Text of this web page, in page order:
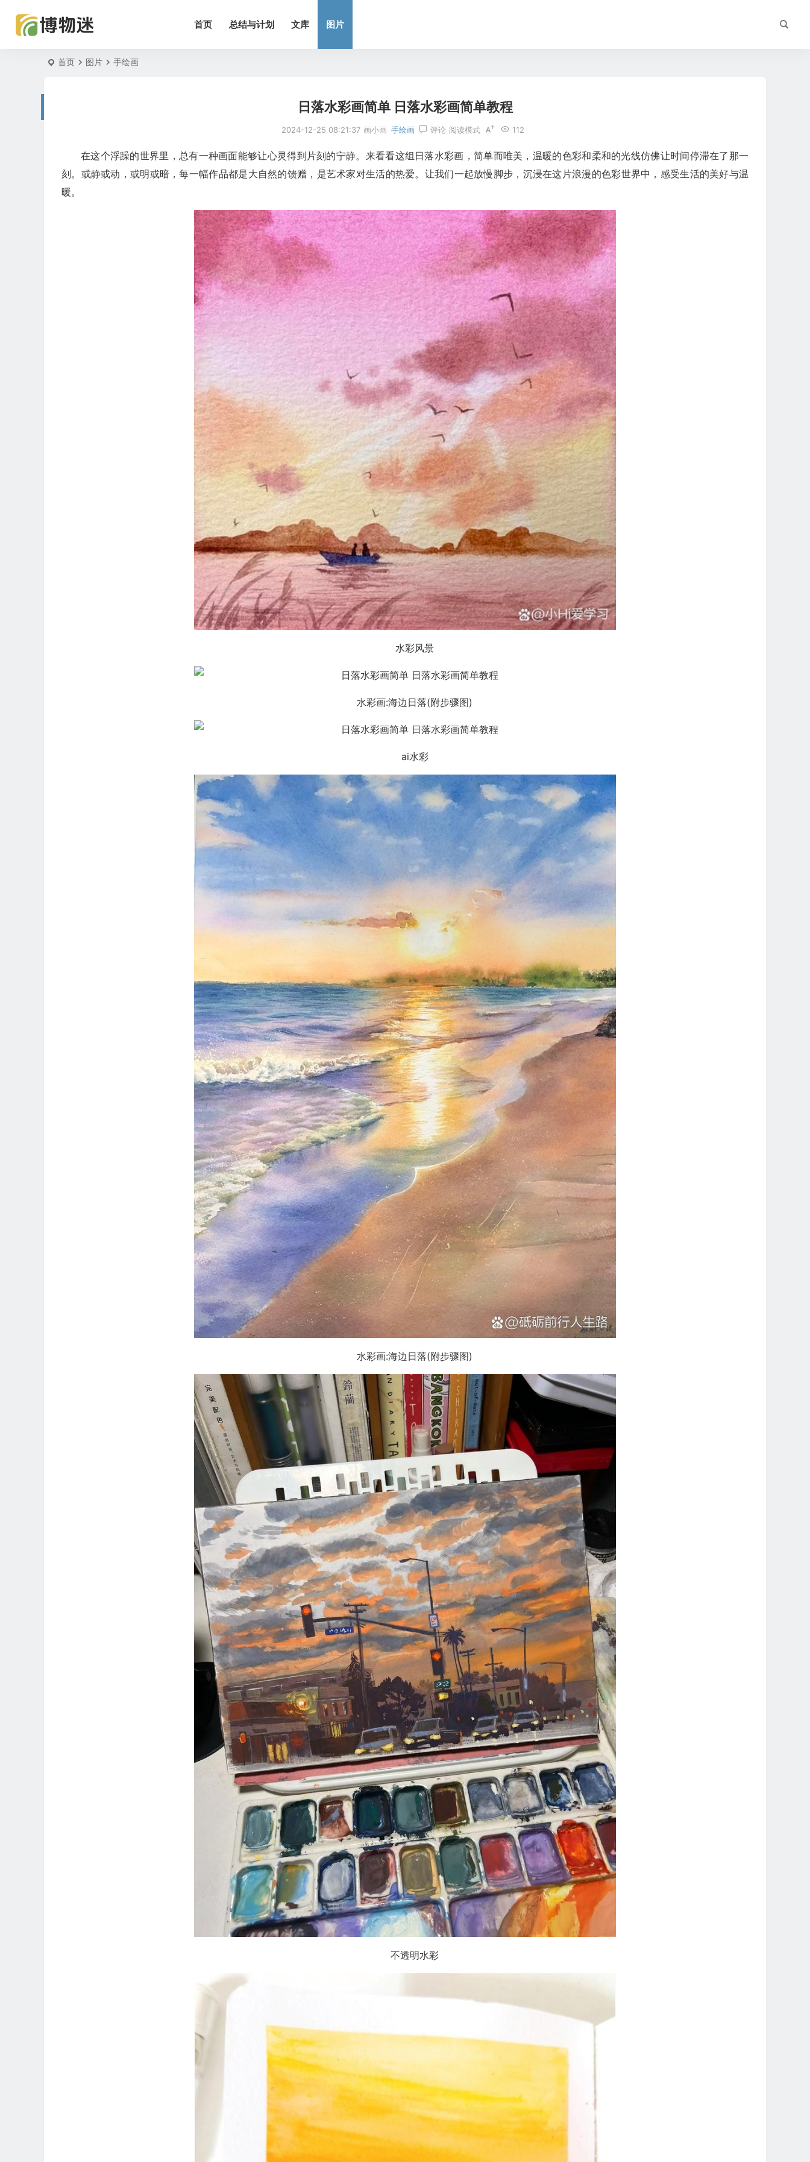
首页 总结与计划 文库 图片
首页 图片 手绘画
日落水彩画简单 日落水彩画简单教程
2024-12-25 08:21:37 画小画 手绘画 评论 112
阅读模式
在这个浮躁的世界里，总有一种画面能够让心灵得到片刻的宁静。来看看这组日落水彩画，简单而唯美，温暖的色彩和柔和的光线仿佛让时间停滞在了那一
刻。或静或动，或明或暗，每一幅作品都是大自然的馈赠，是艺术家对生活的热爱。让我们一起放慢脚步，沉浸在这片浪漫的色彩世界中，感受生活的美好与温
暖。
水彩风景
水彩画:海边日落(附步骤图)
ai水彩
水彩画:海边日落(附步骤图)
不透明水彩